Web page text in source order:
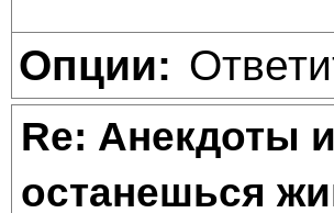
Опции:
Re: Анекдоты
останешься